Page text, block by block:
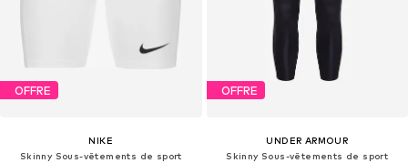
OFFRE
NIKE
Skinny Sous-vêtements de sport
OFFRE
UNDER ARMOUR
Skinny Sous-vêtements de sport